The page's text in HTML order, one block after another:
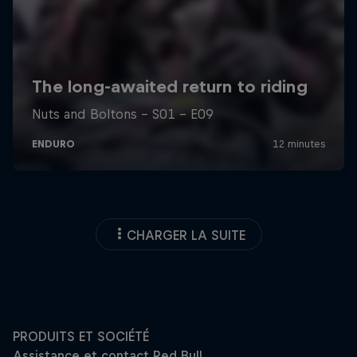
CHARGER LA SUITE